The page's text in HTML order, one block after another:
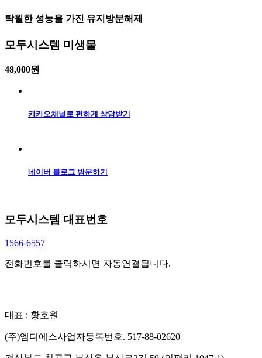
탁월한 성능을 가진 유지방분해제
모두시스템 미생물
48,000원
카카오채널로 편하게 상담받기
네이버 블로그 방문하기
모두시스템 대표번호
1566-6557
전화번호를 클릭하시면 자동연결됩니다.
대표 : 황호원
(주)엠디에스사업자등록번호. 517-88-02620